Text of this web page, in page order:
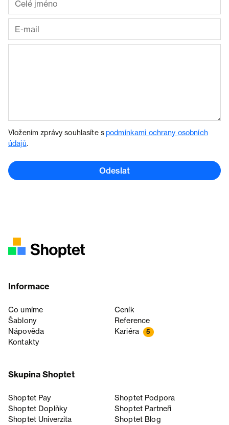
Vložením zprávy souhlasíte spodmínkami ochrany osobních
údajů.
Odeslat
Informace
Co umíme
Ceník
Šablony
Reference
Nápověda
Kariéra 5
Kontakty
Skupina Shoptet
Shoptet Pay
Shoptet Podpora
Shoptet Doplňky
Shoptet Partneři
Shoptet Univerzita
Shoptet Blog